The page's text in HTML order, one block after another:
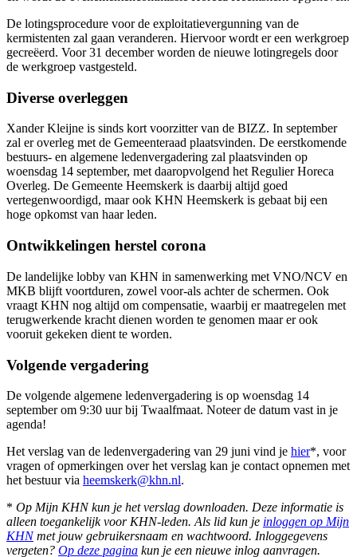
De lotingsprocedure voor de exploitatievergunning van de
kermistenten zal gaan veranderen. Hiervoor wordt er een werkgroep
gecreëerd. Voor 31 december worden de nieuwe lotingregels door
de werkgroep vastgesteld.
Diverse overleggen
Xander Kleijne is sinds kort voorzitter van de BIZZ. In september
zal er overleg met de Gemeenteraad plaatsvinden. De eerstkomende
bestuurs- en algemene ledenvergadering zal plaatsvinden op
woensdag 14 september, met daaropvolgend het Regulier Horeca
Overleg. De Gemeente Heemskerk is daarbij altijd goed
vertegenwoordigd, maar ook KHN Heemskerk is gebaat bij een
hoge opkomst van haar leden.
Ontwikkelingen herstel corona
De landelijke lobby van KHN in samenwerking met VNO/NCV en
MKB blijft voortduren, zowel voor-als achter de schermen. Ook
vraagt KHN nog altijd om compensatie, waarbij er maatregelen met
terugwerkende kracht dienen worden te genomen maar er ook
vooruit gekeken dient te worden.
Volgende vergadering
De volgende algemene ledenvergadering is op woensdag 14
september om 9:30 uur bij Twaalfmaat. Noteer de datum vast in je
agenda!
Het verslag van de ledenvergadering van 29 juni vind je hier*, voor
vragen of opmerkingen over het verslag kan je contact opnemen met
het bestuur via heemskerk@khn.nl.
* Op Mijn KHN kun je het verslag downloaden. Deze informatie is
alleen toegankelijk voor KHN-leden. Als lid kun je inloggen op Mijn
KHNmet jouw gebruikersnaam en wachtwoord. Inloggegevens
vergeten? Op deze pagina kun je een nieuwe inlog aanvragen.